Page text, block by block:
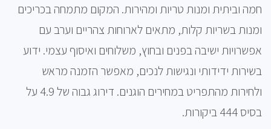
חמה וביתית ומנות טריות ומהירות. המקום מתמחה בכריכים
ומנות בשריות קלות, מתאים לארוחות צהריים וערב עם
אפשרויות ישיבה בפנים ובחוץ, משלוחים ואיסוף עצמי. ידוע
בשירות ידידותי ונגישות לנכים, מאפשר הזמנה מראש
ולחירות מהתפריט במחירים הוגנים. דירוג גבוה של 4.9 על
בסיס 444 ביקורות.